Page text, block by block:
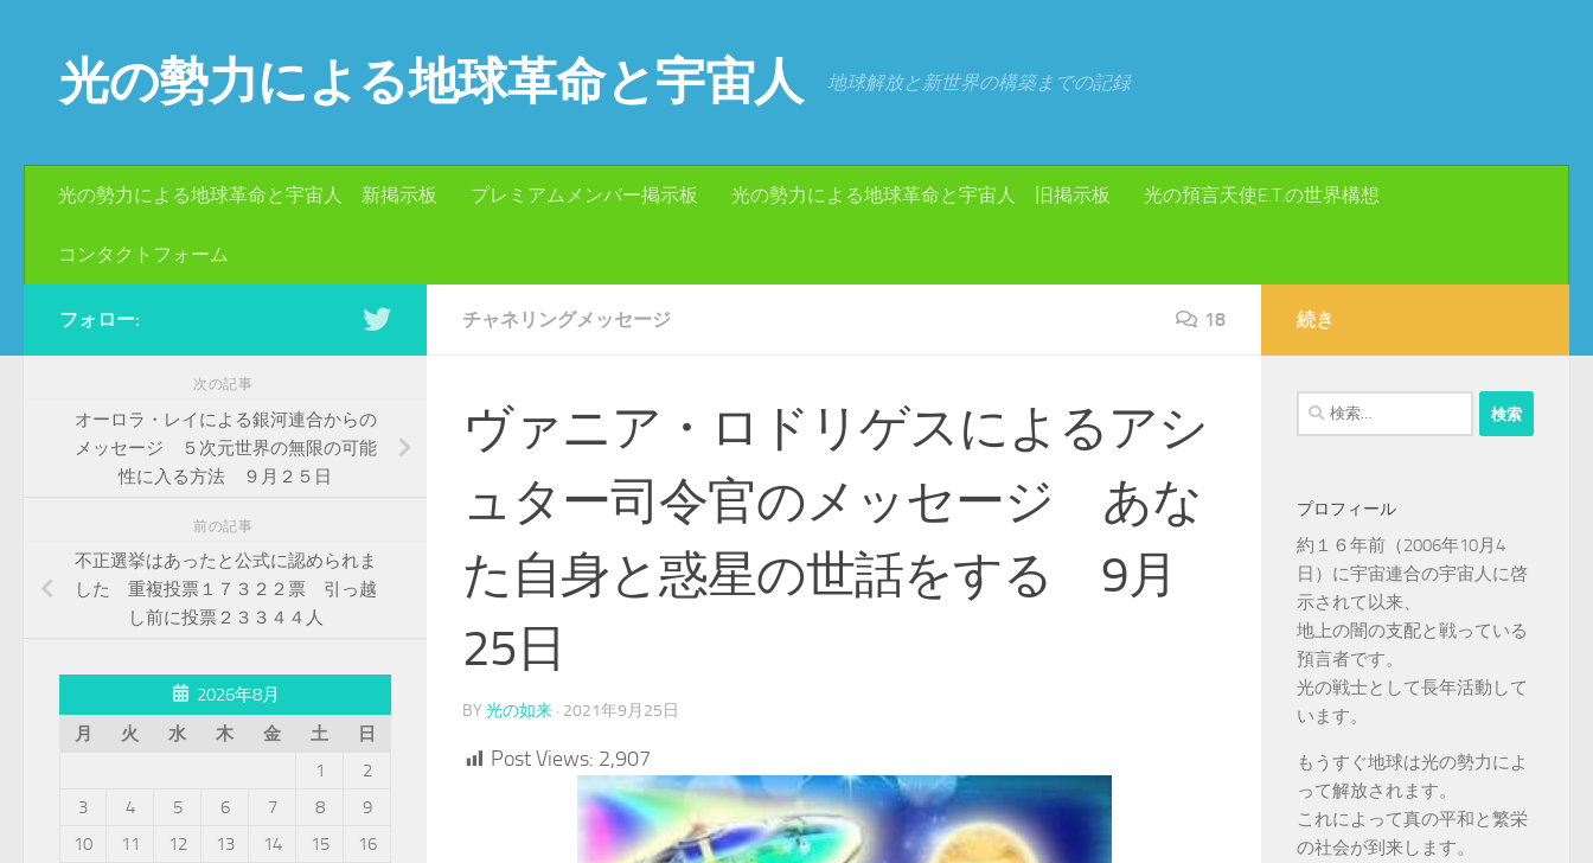
光の勢力による地球革命と宇宙人 地球解放と新世界の構築までの記録
光の勢力による地球革命と宇宙人 新掲示板 プレミアムメンバー掲示板 光の勢力による地球革命と宇宙人 旧掲示板 光の預言天使E.T.の世界構想
コンタクトフォーム
チャネリングメッセージ 18
ヴァニア・ロドリゲスによるアシ
ュター司令官のメッセージ あな
た自身と惑星の世話をする 9月
25日
BY 光の如来 · 2021年9月25日
Post Views: 2,907
フォロー:
次の記事
オーロラ・レイによる銀河連合からの
メッセージ ５次元世界の無限の可能
性に入る方法 ９月２５日
前の記事
不正選挙はあったと公式に認められま
した 重複投票１７３２２票 引っ越
し前に投票２３３４４人
2026年8月
月
火 水 木 金 土
日
1
2
3
4 5 6 7 8
9
10
11 12 13 14 15
16
続き
検
索:
プロフィール
約１６年前（2006年10月4
日）に宇宙連合の宇宙人に啓
示されて以来、
地上の闇の支配と戦っている
預言者です。
光の戦士として長年活動して
います。
もうすぐ地球は光の勢力によ
って解放されます。
これによって真の平和と繁栄
の社会が到来します。